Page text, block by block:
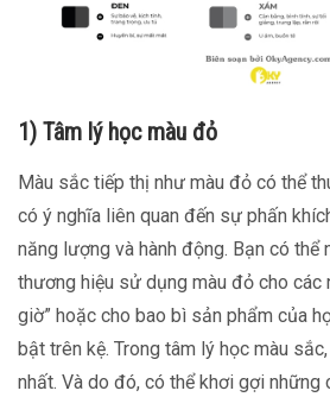
1) Tâm lý học màu đỏ
Màu sắc tiếp thị như màu đỏ có thể
có ý nghĩa liên quan đến sự phấn
năng lượng và hành động. Bạn có thể
thương hiệu sử dụng màu đỏ cho các
giờ” hoặc cho bao bì sản phẩm của
bật trên kệ. Trong tâm lý học màu
nhất. Và do đó, có thể khơi gợi những